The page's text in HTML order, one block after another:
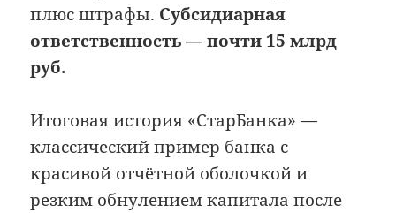
плюс штрафы. Субсидиарная
ответственность — почти 15 млрд
руб.
Итоговая история «СтарБанка» —
классический пример банка с
красивой отчётной оболочкой и
резким обнулением капитала после